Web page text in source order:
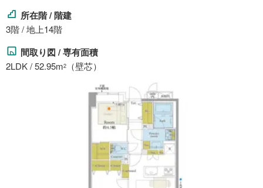
所在階 / 階建
3階 / 地上14階
間取り図 / 専有面積
2LDK / 52.95m2 （壁芯）